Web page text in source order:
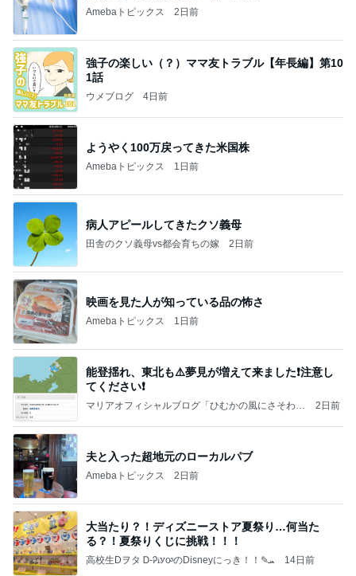
Amebaトピックス 2日前
強子の楽しい（？）ママ友トラブル【年長編】第10
1話
ウメブログ 4日前
ようやく100万戻ってきた米国株
Amebaトピックス 1日前
病人アピールしてきたクソ義母
田舎のクソ義母vs都会育ちの嫁 2日前
映画を見た人が知っている品の怖さ
Amebaトピックス 1日前
能登揺れ、東北も⚠️夢見が増えて来ました❗️注意し
てください❗️
マリアオフィシャルブログ「ひむかの風にさそわれ
2日前
夫と入った超地元のローカルパブ
Amebaトピックス 2日前
大当たり？！ディズニーストア夏祭り…何当た
る？！夏祭りくじに挑戦！！！
高校生Dヲタ Ꭰ-ᎮꭵꭹꭴのDisneyにっき！！✎ܚ 14日前